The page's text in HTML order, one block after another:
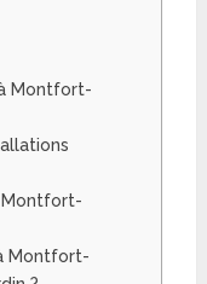
Montfort-
Montfort-
Montfort-